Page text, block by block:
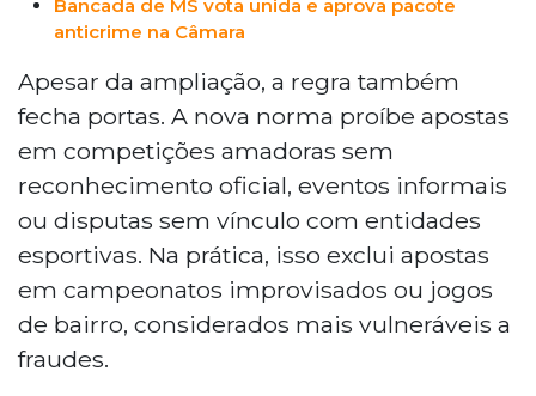
Bancada de MS vota unida e aprova pacote
anticrime na Câmara
Apesar da ampliação, a regra também
fecha portas. A nova norma proíbe apostas
em competições amadoras sem
reconhecimento oficial, eventos informais
ou disputas sem vínculo com entidades
esportivas. Na prática, isso exclui apostas
em campeonatos improvisados ou jogos
de bairro, considerados mais vulneráveis a
fraudes.